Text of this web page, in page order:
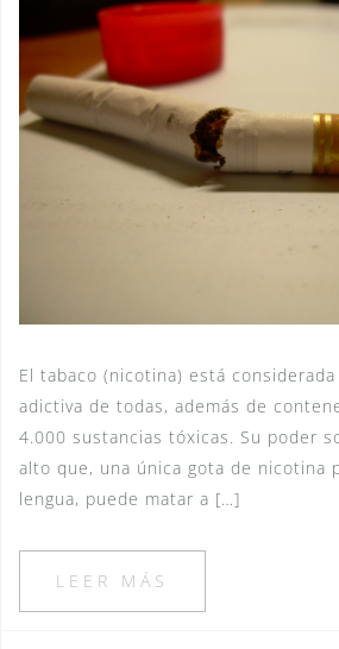
El tabaco (nicotina) está
adictiva de todas, además de
4.000 sustancias tóxicas. Su poder
alto que, una única gota de nicotina
lengua, puede matar a […]
LEER MÁS